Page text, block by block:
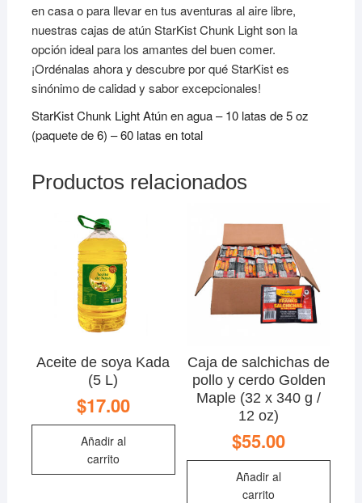
en casa o para llevar en tus aventuras al aire libre,
nuestras cajas de atún StarKist Chunk Light son la
opción ideal para los amantes del buen comer.
¡Ordénalas ahora y descubre por qué StarKist es
sinónimo de calidad y sabor excepcionales!
StarKist Chunk Light Atún en agua – 10 latas de 5 oz
(paquete de 6) – 60 latas en total
Productos relacionados
Aceite de soya Kada
(5 L)
$17.00
Añadir al
carrito
Caja de salchichas de
pollo y cerdo Golden
Maple (32 x 340 g /
12 oz)
$55.00
Añadir al
carrito